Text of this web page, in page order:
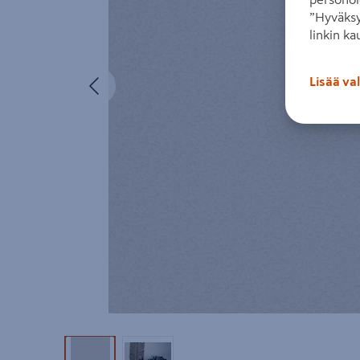
Edellinen
linkin
Lisää